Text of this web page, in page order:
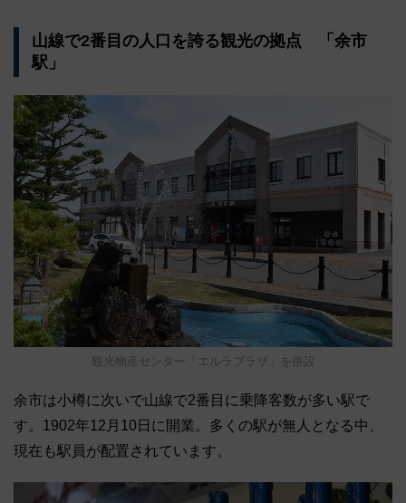
山線で2番目の人口を誇る観光の拠点 「余市
駅」
観光物産センター「エルラプラザ」を併設
余市は小樽に次いで山線で2番目に乗降客数が多い駅で
す。1902年12月10日に開業。多くの駅が無人となる中、
現在も駅員が配置されています。